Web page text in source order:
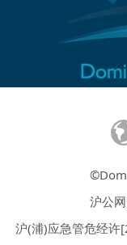
沪公
沪(浦)应急管危经